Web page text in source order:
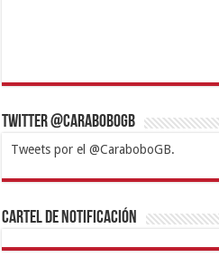
Twitter @CaraboboGB
Tweets por el @CaraboboGB.
1xbetBetturkeyBetistKralbet
https://mvbcasino.com/
Cartel de Notificación